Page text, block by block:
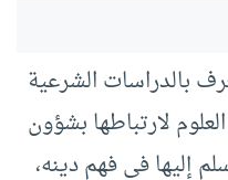
بالدراسات الشرعية
لارتباطها بشؤون
إليها في فهم دينه،